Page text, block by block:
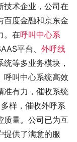
技术企业，公司在
百度金融和京东金
。在呼叫中心系
平台、 外呼线
统等多业务模块，
呼叫中心系统高效
准有力，催收系统
样，催收外呼系
质量。公司已为互
提供了满意的服